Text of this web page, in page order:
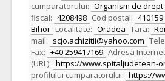
cumparatorului: Organism de
fiscal: 4208498 Cod postal: 410159
Bihor Localitate: Oradea Tara:
mail: scjo.achizitii@yahoo.com
Fax: +40 259417169 Adresa Internet
(URL): https://www.spitaljudetean-
profilului cumparatorului: https://